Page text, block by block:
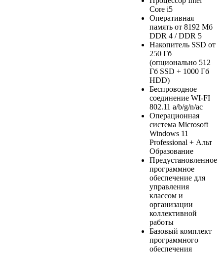
Core i5
Оперативная
память от 8192 Мб
DDR 4 / DDR 5
Накопитель SSD от
250 Гб
(опционально 512
Гб SSD + 1000 Гб
HDD)
Беспроводное
соединение WI-FI
802.11 a/b/g/n/ac
Операционная
система Microsoft
Windows 11
Professional + Альт
Образование
Предустановленное
программное
обеспечение для
управления
классом и
организации
коллективной
работы
Базовый комплект
программного
обеспечения